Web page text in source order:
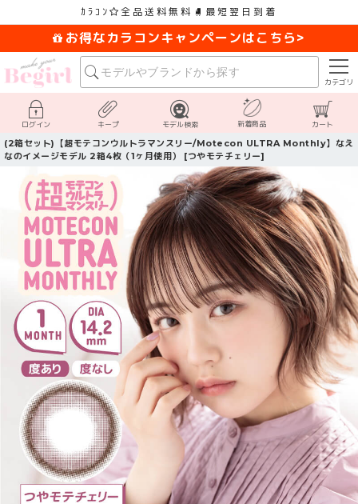
ｶﾗｺﾝ 全品送料無料 最短翌日到着
お得なカラコンキャンペーンはこちら>
カテゴリ
ログイン キープ モデル検索 新着商品 カート
(2箱セット)【超モテコンウルトラマンスリー/Motecon ULTRA Monthly】なえ
なのイメージモデル 2箱4枚（1ヶ月使用） [つやモテチェリー]